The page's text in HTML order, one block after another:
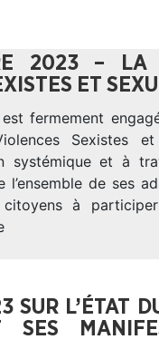
2023 – LA
ET
fermement
Sexistes et
systémique et à
l’ensemble de ses
à
SUR L’ÉTAT
SES